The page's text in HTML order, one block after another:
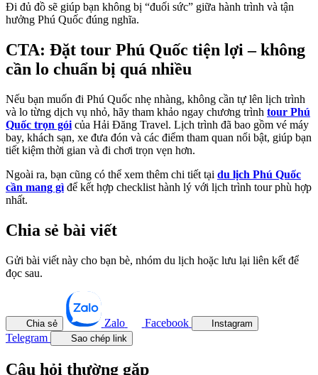
Đi đủ đồ sẽ giúp bạn không bị “đuối sức” giữa hành trình và tận
hưởng Phú Quốc đúng nghĩa.
CTA: Đặt tour Phú Quốc tiện lợi – không
cần lo chuẩn bị quá nhiều
Nếu bạn muốn đi Phú Quốc nhẹ nhàng, không cần tự lên lịch trình
và lo từng dịch vụ nhỏ, hãy tham khảo ngay chương trình tour Phú
Quốc trọn gói của Hải Đăng Travel. Lịch trình đã bao gồm vé máy
bay, khách sạn, xe đưa đón và các điểm tham quan nổi bật, giúp bạn
tiết kiệm thời gian và đi chơi trọn vẹn hơn.
Ngoài ra, bạn cũng có thể xem thêm chi tiết tại du lịch Phú Quốc
cần mang gì để kết hợp checklist hành lý với lịch trình tour phù hợp
nhất.
Chia sẻ bài viết
Gửi bài viết này cho bạn bè, nhóm du lịch hoặc lưu lại liên kết để
đọc sau.
Chia sẻ Zalo Facebook Instagram
Telegram Sao chép link
Câu hỏi thường gặp